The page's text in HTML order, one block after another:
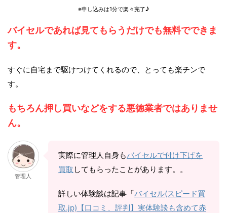
※申し込みは1分で楽々完了♪
バイセルであれば見てもらうだけでも無料でできま
す。
すぐに自宅まで駆けつけてくれるので、とっても楽チンで
す。
もちろん押し買いなどをする悪徳業者ではありませ
ん。
管理人
実際に管理人自身もバイセルで付け下げを
買取 してもらったことがあります。。
詳しい体験談は記事「バイセル(スピード買
取.jp)【口コミ、評判】実体験談も含めて赤